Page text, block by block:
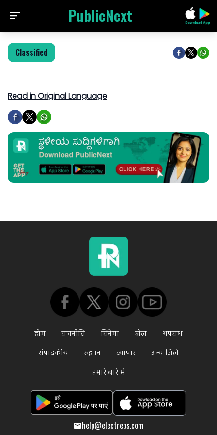
PublicNext
Classified
Read in Original Language
होम राजनीति सिनेमा खेल
अपराध
संपादकीय
रुझान व्यापार
अन्य जिले
हमारे बारे में
help@electreps.com